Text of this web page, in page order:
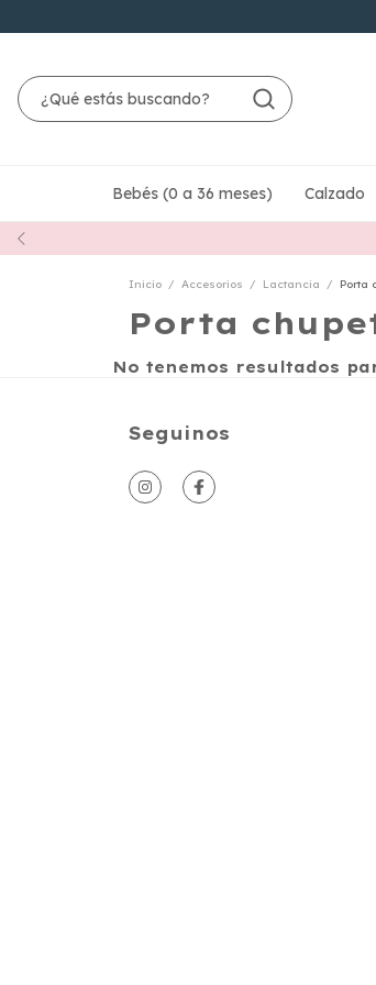
Bebés (0 a 36 meses) Calzado
Inicio / Accesorios / Lactancia / Porta
Porta
No tenemos resultados
Seguinos